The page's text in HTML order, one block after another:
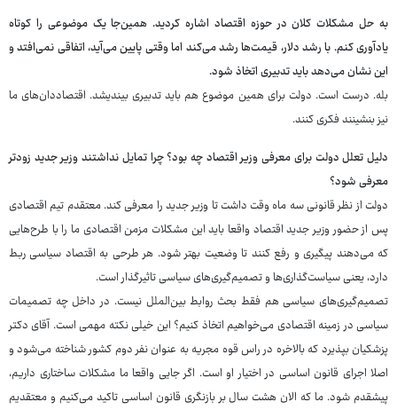
به حل مشکلات کلان در حوزه اقتصاد اشاره کردید. همین‌جا یک موضوعی را کوتاه
یادآوری کنم. با رشد دلار، قیمت‌ها رشد می‌کند اما وقتی پایین می‌آید، اتفاقی نمی‌افتد و
این نشان می‌دهد باید تدبیری اتخاذ شود.
بله. درست است. دولت برای همین موضوع هم باید تدبیری بیندیشد. اقتصاددان‌های ما
نیز بنشینند فکری کنند.
دلیل تعلل دولت برای معرفی وزیر اقتصاد چه بود؟ چرا تمایل نداشتند وزیر جدید زودتر
معرفی شود؟
دولت از نظر قانونی سه ماه وقت داشت تا وزیر جدید را معرفی کند. معتقدم تیم اقتصادی
پس از حضور وزیر جدید اقتصاد واقعا باید این مشکلات مزمن اقتصادی ما را با طرح‌هایی
که می‌دهند پیگیری و رفع کنند تا وضعیت بهتر شود. هر طرحی به اقتصاد سیاسی ربط
دارد، یعنی سیاست‌گذاری‌ها و تصمیم‌گیری‌های سیاسی تاثیرگذار است.
تصمیم‌گیری‌های سیاسی هم فقط بحث روابط بین‌الملل نیست. در داخل چه تصمیمات
سیاسی در زمینه اقتصادی می‌خواهیم اتخاذ کنیم؟ این خیلی نکته مهمی است. آقای دکتر
پزشکیان بپذیرد که بالاخره در راس قوه مجریه به عنوان نفر دوم کشور شناخته می‌شود و
اصلا اجرای قانون اساسی در اختیار او است. اگر جایی واقعا ما مشکلات ساختاری داریم،
پیشقدم شود. ما که الان هشت سال بر بازنگری قانون اساسی تاکید می‌کنیم و معتقدیم